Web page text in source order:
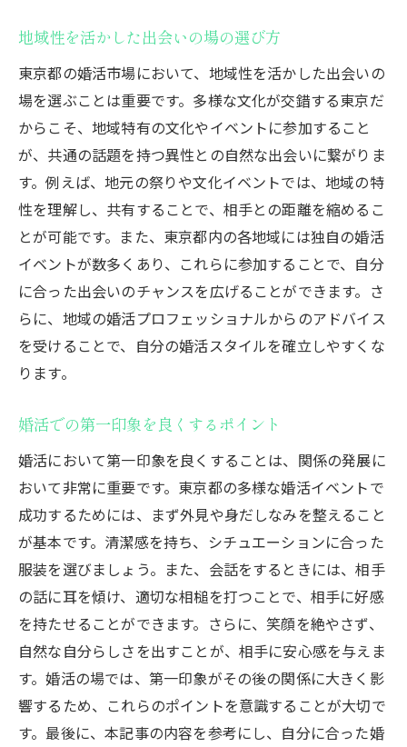
事例で見る婚活の成功への道筋
成功体験から得られる婚活のヒント
東京都の婚活事例と自分の活動の違いを理
解する
成功者に共通する行動パターン
婚活男性が東京都で自分に合ったパートナーを
見つける方法
自分に合ったパートナーを見つけるための
戦略
東京都でのパートナー探しのコツ
理想の相手を見つけるための婚活術
ワークの活用
当相談所が選ばれました！
地域性を活かした出会いの場の選び方
東京都の婚活市場において、地域性を活かした出会いの
場を選ぶことは重要です。多様な文化が交錯する東京だ
からこそ、地域特有の文化やイベントに参加すること
が、共通の話題を持つ異性との自然な出会いに繋がりま
す。例えば、地元の祭りや文化イベントでは、地域の特
性を理解し、共有することで、相手との距離を縮めるこ
とが可能です。また、東京都内の各地域には独自の婚活
イベントが数多くあり、これらに参加することで、自分
に合った出会いのチャンスを広げることができます。さ
らに、地域の婚活プロフェッショナルからのアドバイス
を受けることで、自分の婚活スタイルを確立しやすくな
ります。
婚活での第一印象を良くするポイント
婚活において第一印象を良くすることは、関係の発展に
おいて非常に重要です。東京都の多様な婚活イベントで
成功するためには、まず外見や身だしなみを整えること
が基本です。清潔感を持ち、シチュエーションに合った
服装を選びましょう。また、会話をするときには、相手
の話に耳を傾け、適切な相槌を打つことで、相手に好感
を持たせることができます。さらに、笑顔を絶やさず、
自然な自分らしさを出すことが、相手に安心感を与えま
す。婚活の場では、第一印象がその後の関係に大きく影
響するため、これらのポイントを意識することが大切で
す。最後に、本記事の内容を参考にし、自分に合った婚